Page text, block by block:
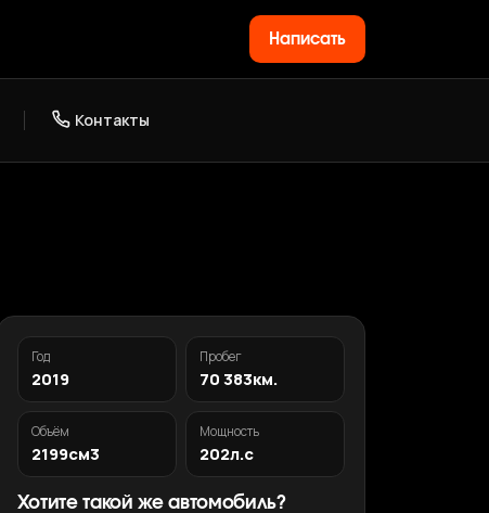
Написать
Контакты
Год
2019
Пробег
70 383км.
Объём
2199см3
Мощность
202л.с
Хотите такой же автомобиль?